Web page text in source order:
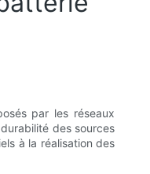
par les réseaux
des sources
à la réalisation des